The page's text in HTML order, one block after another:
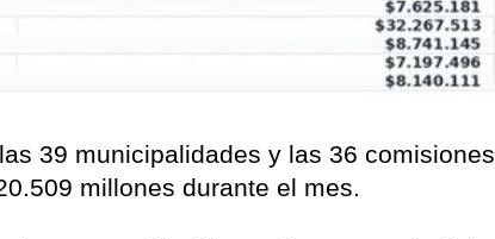
39 municipalidades y las 36 comisiones
millones durante el mes.